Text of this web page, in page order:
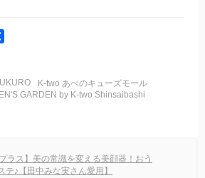
K-two あべのキューズモール
GARDEN by K-two Shinsaibashi
ラス】美の常識を変える美顔器！おう
テ♪【田中みな実さん愛用】